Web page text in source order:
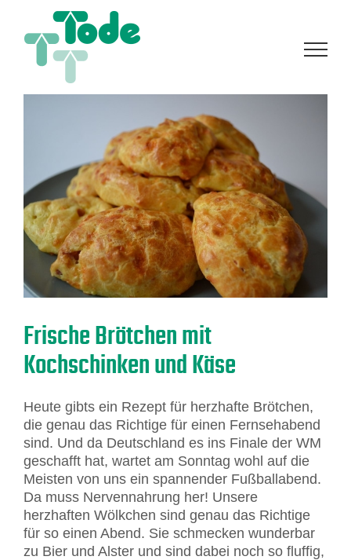
springen
Frische Brötchen mit
Kochschinken und Käse
Heute gibts ein Rezept für herzhafte Brötchen,
die genau das Richtige für einen Fernsehabend
sind. Und da Deutschland es ins Finale der WM
geschafft hat, wartet am Sonntag wohl auf die
Meisten von uns ein spannender Fußballabend.
Da muss Nervennahrung her! Unsere
herzhaften Wölkchen sind genau das Richtige
für so einen Abend. Sie schmecken wunderbar
zu Bier und Alster und sind dabei noch so fluffig,